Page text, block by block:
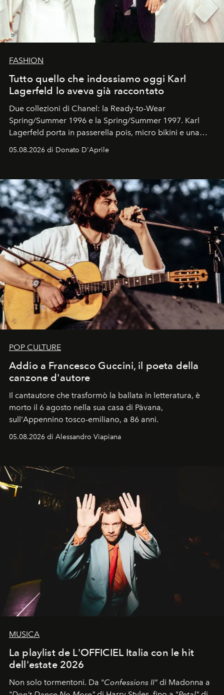
FASHION
Tutto quello che indossiamo oggi Karl
Lagerfeld lo aveva già raccontato
Due collezioni di Chanel: la Ready-to-Wear
Spring/Summer 1996 e la Spring/Summer 1997. Karl
Lagerfeld porta in passerella pois, micro bikini e una
logomania pensata per la spiaggia
Kate, Claudia e Carla una dietro l'altra. Trent'anni dopo,
uno dei documenti più contemporanei che abbiamo.
05.08.2026 di Donato D'Aprile
POP CULTURE
Addio a Francesco Guccini, il poeta della
canzone d'autore
Il cantautore che trasformò la ballata in letteratura, è
morto il 6 agosto nella sua casa di Pàvana,
sull'Appennino tosco-emiliano, a 86 anni.
05.08.2026 di Alessandro Viapiana
MUSICA
La playlist de L'OFFICIEL Italia con le hit
dell'estate 2026
Non solo tormentoni. Da "Confessions II" di Madonna a